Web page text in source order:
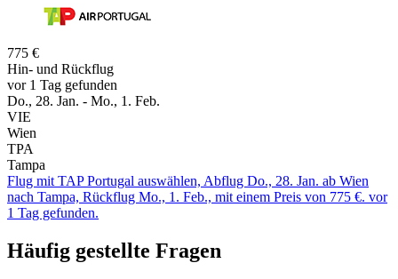
775 €
Hin- und Rückflug
vor 1 Tag gefunden
Do., 28. Jan. - Mo., 1. Feb.
VIE
Wien
TPA
Tampa
Flug mit TAP Portugal auswählen, Abflug Do., 28. Jan. ab Wien
nach Tampa, Rückflug Mo., 1. Feb., mit einem Preis von 775 €. vor
1 Tag gefunden.
Häufig gestellte Fragen